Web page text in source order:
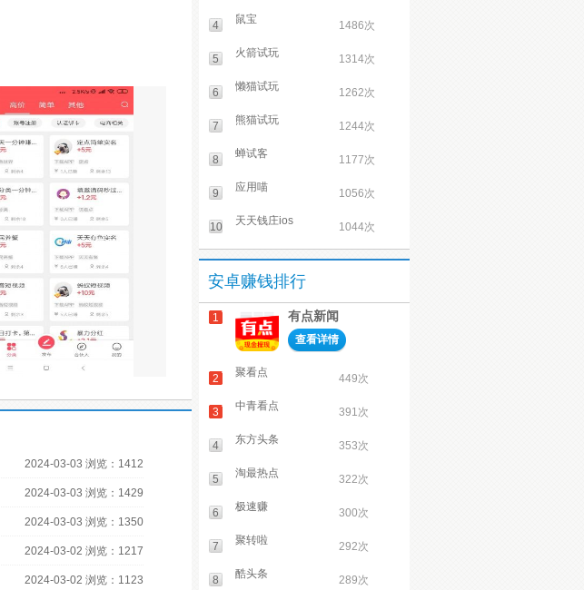
2024-03-03 浏览：1412
2024-03-03 浏览：1429
2024-03-03 浏览：1350
2024-03-02 浏览：1217
2024-03-02 浏览：1123
4 鼠宝 1486次
5 火箭试玩 1314次
6 懒猫试玩 1262次
7 熊猫试玩 1244次
8 蝉试客 1177次
9 应用喵 1056次
10 天天钱庄ios 1044次
安卓赚钱排行
1 有点新闻
查看详情
2 聚看点 449次
3 中青看点 391次
4 东方头条 353次
5 淘最热点 322次
6 极速赚 300次
7 聚转啦 292次
8 酷头条 289次